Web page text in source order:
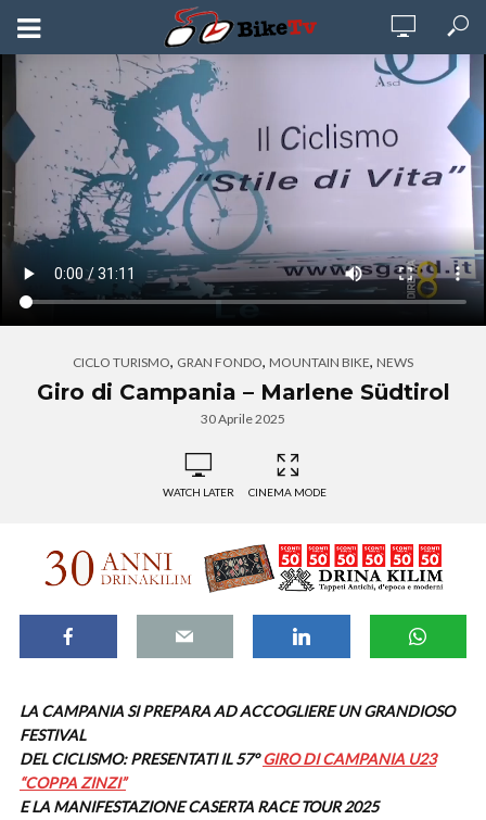
CICLO TURISMO, GRAN FONDO, MOUNTAIN BIKE, NEWS
Giro di Campania – Marlene Südtirol
30 Aprile 2025
WATCH LATER CINEMA MODE
LA CAMPANIA SI PREPARA AD ACCOGLIERE UN GRANDIOSO
FESTIVAL
DEL CICLISMO: PRESENTATI IL 57°GIRO DI CAMPANIA U23
“COPPA ZINZI”
E LA MANIFESTAZIONE CASERTA RACE TOUR 2025